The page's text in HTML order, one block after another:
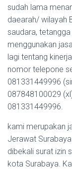
sudah lama
daearah/ wilayah
saudara,
menggunakan
lagi tentang
nomor telepone
081331449996
087848100029
081331449996.
kami merupakan
Jerawat
dibekali surat izin
kota Surabaya.